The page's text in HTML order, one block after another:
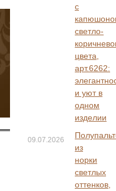
с
светло-
цвета,
арт.6262:
и уют в
одном
изделии
09.07.2026
из
норки
светлых
оттенков,